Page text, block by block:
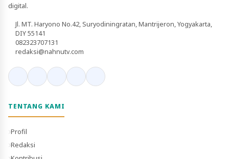
digital.
Jl. MT. Haryono No.42, Suryodiningratan, Mantrijeron, Yogyakarta,
DIY 55141
082323707131
redaksi@nahnutv.com
TENTANG KAMI
Profil
Redaksi